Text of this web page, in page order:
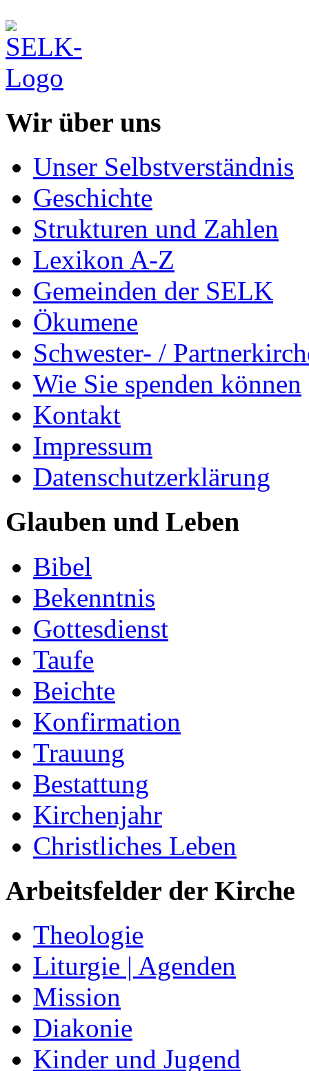
Wir über uns
Unser Selbstverständnis
Geschichte
Strukturen und Zahlen
Lexikon A-Z
Gemeinden der SELK
Ökumene
Schwester- /
Wie Sie spenden können
Kontakt
Impressum
Datenschutzerklärung
Glauben und Leben
Bibel
Bekenntnis
Gottesdienst
Taufe
Beichte
Konfirmation
Trauung
Bestattung
Kirchenjahr
Christliches Leben
Arbeitsfelder der Kirche
Theologie
Liturgie | Agenden
Mission
Diakonie
Kinder und Jugend